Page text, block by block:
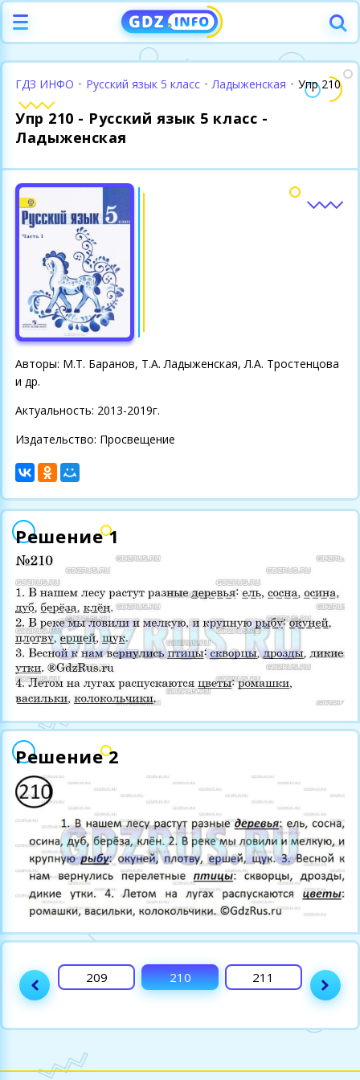
ГДЗ ИНФО • Русский язык 5 класс • Ладыженская • Упр 210
Упр 210 - Русский язык 5 класс -
Ладыженская
Авторы: М.Т. Баранов, Т.А. Ладыженская, Л.А. Тростенцова
и др.
Актуальность: 2013-2019г.
Издательство: Просвещение
Решение 1
Решение 2
208 209 210 211 212